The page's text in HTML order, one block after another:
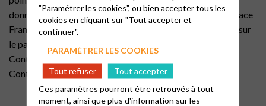
donne rendez-vous une fois par mois après le culte à l’Espace
France Quéré : 5 rue du musée- Angers (voir le calendrier sur
le panneau au fond du temple, dans l’Info Temple, dans
Contact ou sur le site).
Contact : Joanne Kim → joannekimkeeloo@gmail.com
"Paramétrer les cookies", ou bien accepter tous les
cookies en cliquant sur "Tout accepter et
continuer".
PARAMÉTRER LES COOKIES
Tout refuser
Tout accepter
Ces paramètres pourront être retrouvés à tout
moment, ainsi que plus d'information sur les